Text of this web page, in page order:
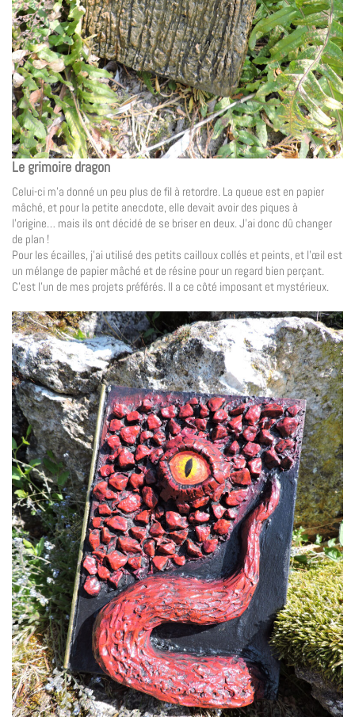
Le grimoire dragon
Celui-ci m’a donné un peu plus de fil à retordre. La queue est en papier
mâché, et pour la petite anecdote, elle devait avoir des piques à
l’origine… mais ils ont décidé de se briser en deux. J’ai donc dû changer
de plan !
Pour les écailles, j’ai utilisé des petits cailloux collés et peints, et l’œil est
un mélange de papier mâché et de résine pour un regard bien perçant.
C’est l’un de mes projets préférés. Il a ce côté imposant et mystérieux.